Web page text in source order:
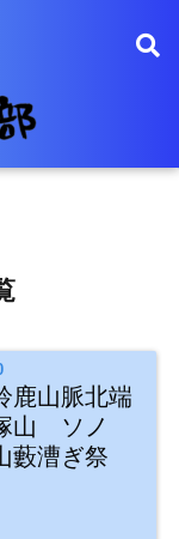
鹿山脈北端
山 ソノ
藪漕ぎ祭